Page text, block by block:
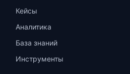
Кейсы
Аналитика
База знаний
Инструменты